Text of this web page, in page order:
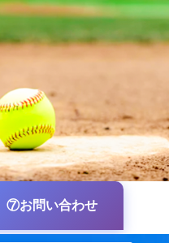
⑦お問い合わせ